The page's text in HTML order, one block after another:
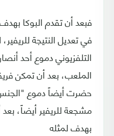
فبعد أن تقدم البوكا
في تعديل النتيجة
التلفزيوني دموع أحد
الملعب، بعد أن تمكن
حضرت أيضاً دموع
مشجعة للريفير أيضاً، بعد
بهدف لمثله